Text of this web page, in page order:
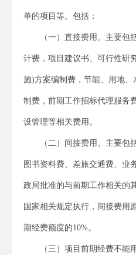
单的项目等。包括：
（一）直接费用。主要包
计费，项目建议书、可行性研
施)方案编制费，节能、用地
制费，前期工作招标代理服务
设管理等相关费用。
（二）间接费用。主要包
图书资料费、差旅交通费、业
政局批准的与前期工作相关的
国家相关规定执行，间接费用
期经费额度的10%。
（三）项目前期经费不能